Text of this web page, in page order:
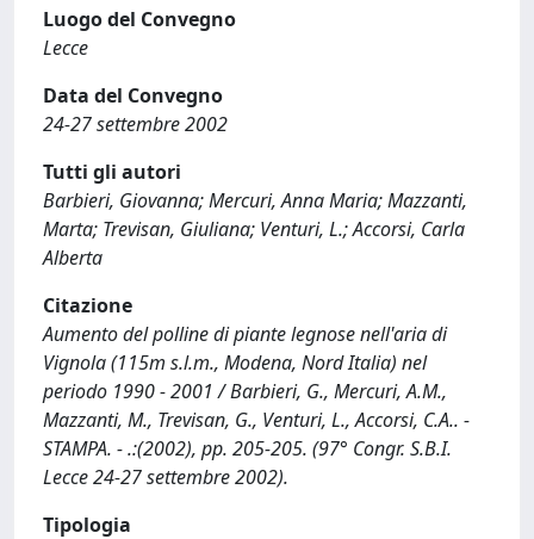
Luogo del Convegno
Lecce
Data del Convegno
24-27 settembre 2002
Tutti gli autori
Barbieri, Giovanna; Mercuri, Anna Maria; Mazzanti,
Marta; Trevisan, Giuliana; Venturi, L.; Accorsi, Carla
Alberta
Citazione
Aumento del polline di piante legnose nell'aria di
Vignola (115m s.l.m., Modena, Nord Italia) nel
periodo 1990 - 2001 / Barbieri, G., Mercuri, A.M.,
Mazzanti, M., Trevisan, G., Venturi, L., Accorsi, C.A.. -
STAMPA. - .:(2002), pp. 205-205. (97° Congr. S.B.I.
Lecce 24-27 settembre 2002).
Tipologia